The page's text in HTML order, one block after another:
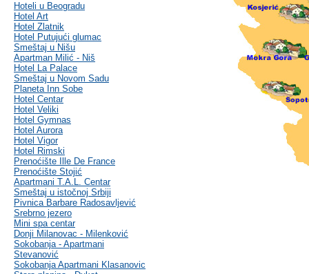
Hoteli u Beogradu
Hotel Art
Hotel Zlatnik
Hotel Putujući glumac
Smeštaj u Nišu
Apartman Milić - Niš
Hotel La Palace
Smeštaj u Novom Sadu
Planeta Inn Sobe
Hotel Centar
Hotel Veliki
Hotel Gymnas
Hotel Aurora
Hotel Vigor
Hotel Rimski
Prenoćište Ille De France
Prenoćište Stojić
Apartmani T.A.L. Centar
Smeštaj u istočnoj Srbiji
Pivnica Barbare Radosavljević
Srebrno jezero
Mini spa centar
Donji Milanovac - Milenković
Sokobanja - Apartmani
Stevanović
Sokobanja Apartmani Klasanovic